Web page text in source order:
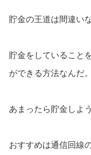
貯金の王道は間違い
貯金をしていること
ができる方法なんだ。
あまったら貯金しよ
おすすめは通信回線